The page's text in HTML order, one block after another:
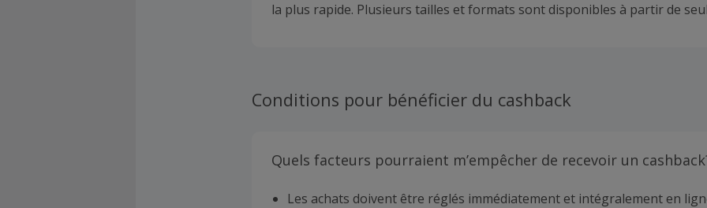
la plus rapide. Plusieurs tailles et formats sont disponibles à partir de
Conditions pour bénéficier du cashback
Quels facteurs pourraient m’empêcher de recevoir un
Les achats doivent être réglés immédiatement et intégralement en